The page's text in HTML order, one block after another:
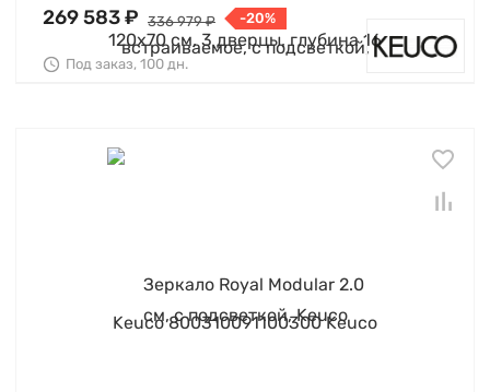
269 583 ₽ 336 979 ₽ -20%
Под заказ, 100 дн.